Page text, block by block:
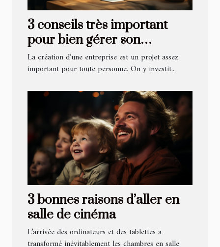
3 conseils très important
pour bien gérer son
entreprise
La création d’une entreprise est un projet assez
important pour toute personne. On y investit...
3 bonnes raisons d’aller en
salle de cinéma
L’arrivée des ordinateurs et des tablettes a
transformé inévitablement les chambres en salle